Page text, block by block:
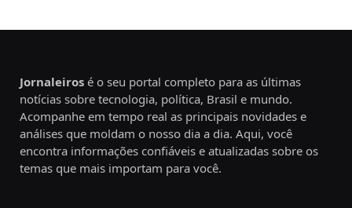
Jornaleiros é o seu portal completo para as últimas
notícias sobre tecnologia, política, Brasil e mundo.
Acompanhe em tempo real as principais novidades e
análises que moldam o nosso dia a dia. Aqui, você
encontra informações confiáveis e atualizadas sobre os
temas que mais importam para você.